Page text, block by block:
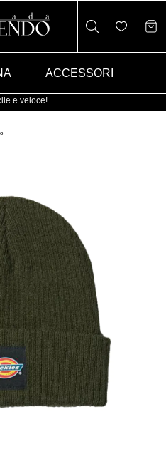
ACCESSORI
e veloce!